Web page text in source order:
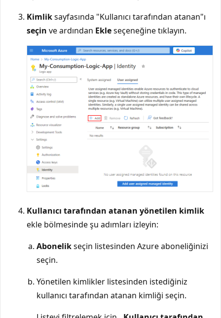
Kimliksayfasında "Kullanıcı tarafından atanan"ı
seçin ve ardından Ekleseçeneğine tıklayın.
Kullanıcı tarafından atanan yönetilen kimlik
ekle bölmesinde şu adımları izleyin:
Abonelikseçin listesinden Azure aboneliğinizi
seçin.
Yönetilen kimlikler listesinden istediğiniz
kullanıcı tarafından atanan kimliği seçin.